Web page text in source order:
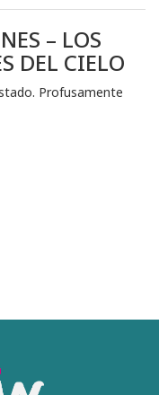
– LOS
DEL CIELO
Profusamente